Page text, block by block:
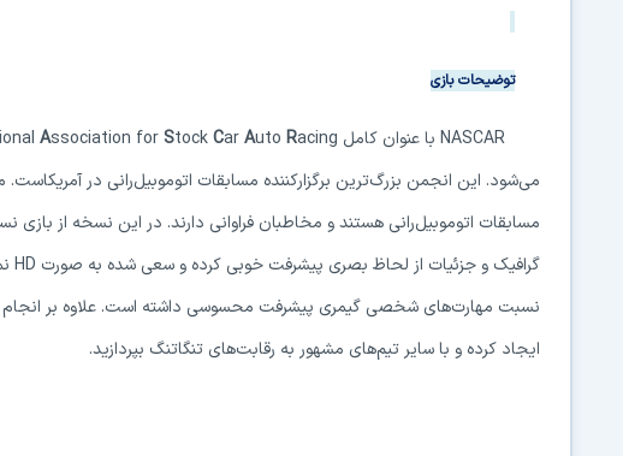
توضیحات بازی
NASCAR با عنوان کامل Association forStockCarAuto Racing
می‌شود. این انجمن بزرگ‌ترین برگزارکننده مسابقات اتوموبیل‌رانی در
مسابقات اتوموبیل‌رانی هستندو مخاطبان فراوانی دارند. در این نسخه از بازی
گرافیک و جزئیات از لحاظ بصری پیشرفت خوبی کرده و سعی شده به صورت HD
نسبت مهارت‌های شخصی گیمری پیشرفت محسوسی داشته است. علاوه بر انجام
ایجاد کرده و با سایر تیم‌های مشهور به رقابت‌های تنگاتنگ بپردازید.